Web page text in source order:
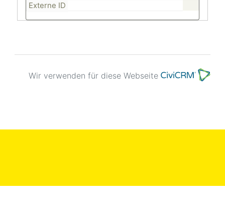
Externe ID
Wir verwenden für diese Webseite